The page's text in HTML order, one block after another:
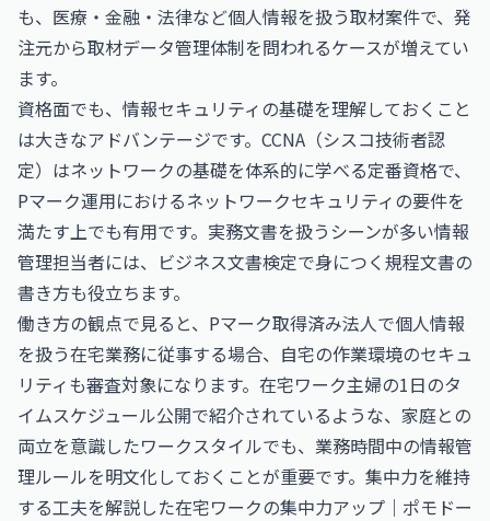
も、医療・金融・法律など個人情報を扱う取材案件で、発
注元から取材データ管理体制を問われるケースが増えてい
ます。
資格面でも、情報セキュリティの基礎を理解しておくこと
は大きなアドバンテージです。 CCNA（シスコ技術者認
定） はネットワークの基礎を体系的に学べる定番資格で、
Pマーク運用におけるネットワークセキュリティの要件を
満たす上でも有用です。実務文書を扱うシーンが多い情報
管理担当者には、 ビジネス文書検定で身につく規程文書の
書き方も役立ちます。
働き方の観点で見ると、Pマーク取得済み法人で個人情報
を扱う在宅業務に従事する場合、自宅の作業環境のセキュ
リティも審査対象になります。 在宅ワーク主婦の1日のタ
イムスケジュール公開で紹介されているような、家庭との
両立を意識したワークスタイルでも、業務時間中の情報管
理ルールを明文化しておくことが重要です。集中力を維持
する工夫を解説した在宅ワークの集中力アップ｜ポモドー